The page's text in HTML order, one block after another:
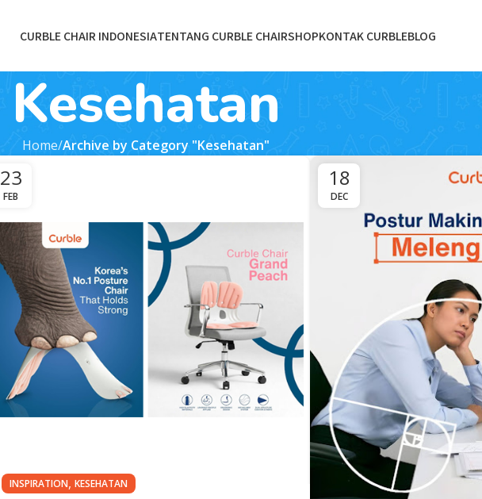
CURBLE CHAIR INDONESIATENTANG CURBLE CHAIRSHOPKONTAK CURBLEBLOG
Kesehatan
Home Archive by Category "Kesehatan"
23
FEB
INSPIRATION, KESEHATAN
18
DEC